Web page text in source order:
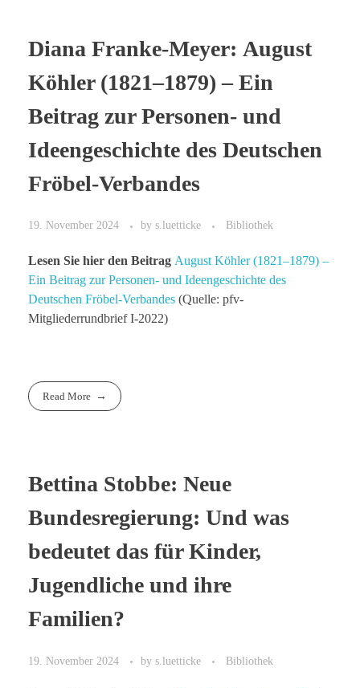
Diana Franke-Meyer: August
Köhler (1821–1879) – Ein
Beitrag zur Personen- und
Ideengeschichte des Deutschen
Fröbel-Verbandes
19. November 2024 by s.luetticke Bibliothek
Lesen Sie hier den Beitrag August Köhler (1821–1879) –
Ein Beitrag zur Personen- und Ideengeschichte des
Deutschen Fröbel-Verbandes (Quelle: pfv-
Mitgliederrundbrief I-2022)
Read More
Bettina Stobbe: Neue
Bundesregierung: Und was
bedeutet das für Kinder,
Jugendliche und ihre
Familien?
19. November 2024 by s.luetticke Bibliothek